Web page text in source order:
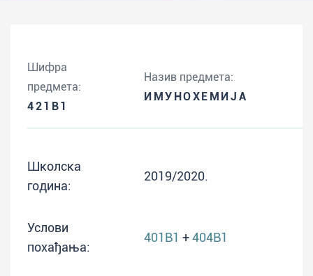
Шифра
предмета:
421B1
Назив предмета:
ИМУНОХЕМИЈА
Школска
година:
2019/2020.
Услови
похађања:
401B1 +404B1